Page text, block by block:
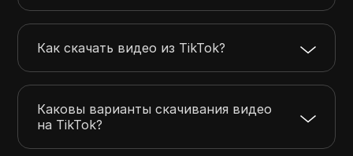
Как скачать видео из TikTok?
Каковы варианты скачивания видео
на TikTok?